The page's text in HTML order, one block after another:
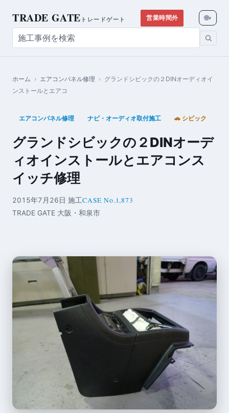
TRADE GATE トレードゲート 営業時間外 🌐▾
ホーム › エアコンパネル修理 › グランドシビックの２DINオーディオイ
ンストールとエアコ
エアコンパネル修理 ナビ・オーディオ取付施工 🚗 シビック
グランドシビックの２DINオーデ
ィオインストールとエアコンス
イッチ修理
2015年7月26日 施工CASE No.1,873
TRADE GATE 大阪・和泉市